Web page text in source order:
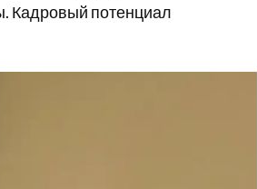
Кадровый потенциал